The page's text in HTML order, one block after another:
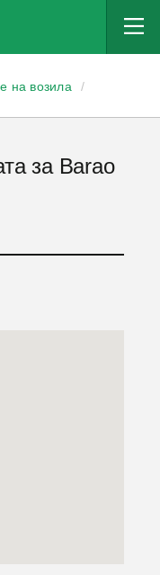
на возила
/
за Barao